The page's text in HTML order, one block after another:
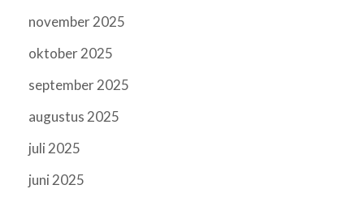
november 2025
oktober 2025
september 2025
augustus 2025
juli 2025
juni 2025